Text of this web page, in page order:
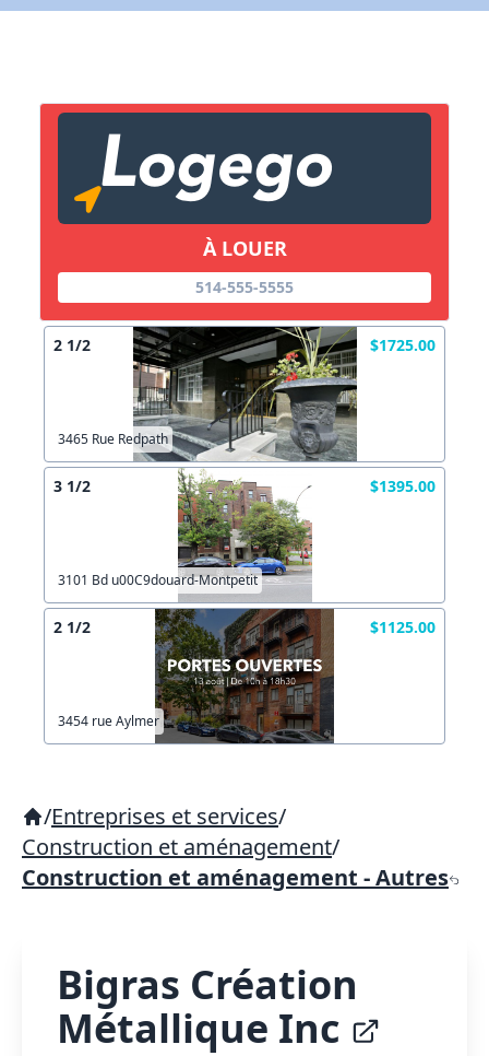
À LOUER
514-555-5555
2 1/2 $1725.00
3465 Rue Redpath
3 1/2 $1395.00
3101 Bd u00C9douard-Montpetit
2 1/2 $1125.00
3454 rue Aylmer
/Entreprises et services/
Construction et aménagement/
Construction et aménagement - Autres
Bigras Création
Métallique Inc
Lien vers inscription (sera inclus dans courriel)
Copier lien
X Fermer Envoyez